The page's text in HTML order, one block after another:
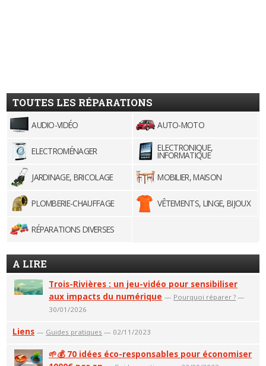
TOUTES LES RÉPARATIONS
AUDIO-VIDÉO AUTO-MOTO
ELECTROMÉNAGER ELECTRONIQUE,
INFORMATIQUE
JARDINAGE, BRICOLAGE
MOBILIER, MAISON
PLOMBERIE-CHAUFFAGE VÊTEMENTS, LINGE, BIJOUX
RÉPARATIONS DIVERSES
A LIRE
Trois-Rivières : un jeu-vidéo pour sensibiliser
aux impacts du numérique — Pourquoi réparer ? —
30/01/2026
Liens — Guides pratiques — 02/11/2023
🌱💰 70 idées éco-responsables pour économiser